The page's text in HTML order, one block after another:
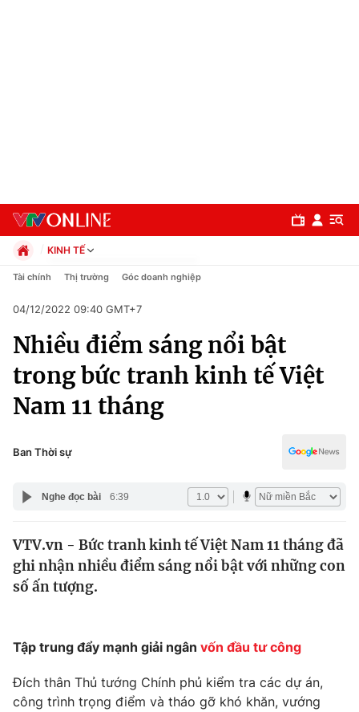
Chuyên mục
Chính trị
Xã hội
Pháp luật
Y tế
Thế giới
Tin tức
Câu chuyện quốc tế
Kinh tế
Góc doanh nghiệp
Dữ liệu và đời sống
Truyền hình
KINH TẾ
Chính trị
Pháp luật
Kinh tế
Thể thao
Truyền hình
Văn hóa - Giải trí
Công nghệ
Tài chính Thị trường Góc doanh nghiệp
04/12/2022 09:40 GMT+7
Nhiều điểm sáng nổi bật
trong bức tranh kinh tế Việt
Nam 11 tháng
Ban Thời sự
Nghe đọc bài 6:39
VTV.vn - Bức tranh kinh tế Việt Nam 11 tháng đã
ghi nhận nhiều điểm sáng nổi bật với những con
số ấn tượng.
Tập trung đẩy mạnh giải ngân vốn đầu tư công
Đích thân Thủ tướng Chính phủ kiểm tra các dự án,
công trình trọng điểm và tháo gỡ khó khăn, vướng